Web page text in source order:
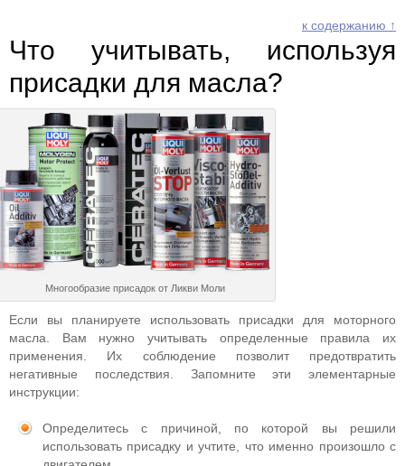
к содержанию ↑
Что учитывать, используя
присадки для масла?
Многообразие присадок от Ликви Моли
Если вы планируете использовать присадки для моторного
масла. Вам нужно учитывать определенные правила их
применения. Их соблюдение позволит предотвратить
негативные последствия. Запомните эти элементарные
инструкции:
Определитесь с причиной, по которой вы решили
использовать присадку и учтите, что именно произошло с